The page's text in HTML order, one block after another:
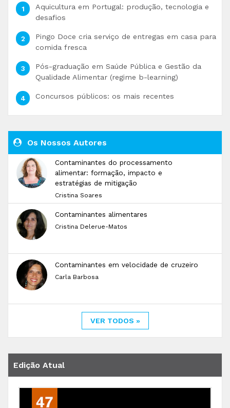
Aquicultura em Portugal: produção, tecnologia e
desafios
Pingo Doce cria serviço de entregas em casa para
comida fresca
Pós-graduação em Saúde Pública e Gestão da
Qualidade Alimentar (regime b-learning)
Concursos públicos: os mais recentes
Os Nossos Autores
Contaminantes do processamento
alimentar: formação, impacto e
estratégias de mitigação
Cristina Soares
Contaminantes alimentares
Cristina Delerue-Matos
Contaminantes em velocidade de cruzeiro
Carla Barbosa
VER TODOS »
Edição Atual